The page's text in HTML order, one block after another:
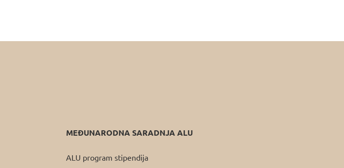
MEĐUNARODNA SARADNJA ALU
ALU program stipendija